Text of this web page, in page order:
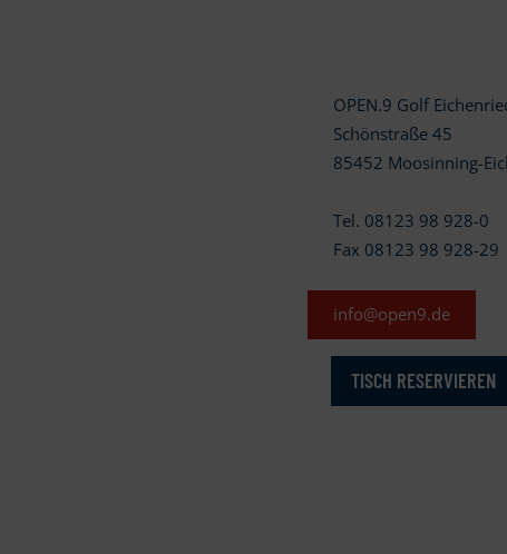
OPEN.9 Golf
Schönstraße 45
85452 Moosinning-
Tel. 08123 98 928-0
Fax 08123 98 928-29
info@open9.de
TISCH RESERVIEREN